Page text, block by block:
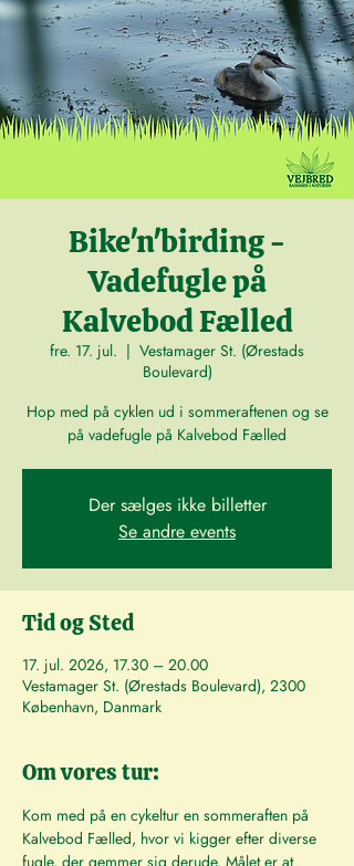
Bike'n'birding -
Vadefugle på
Kalvebod Fælled
fre. 17. jul.
  |
Vestamager St. (Ørestads
Boulevard)
Hop med på cyklen ud i sommeraftenen og se
på vadefugle på Kalvebod Fælled
Der sælges ikke billetter
Se andre events
Tid og Sted
17. jul. 2026, 17.30 – 20.00
Vestamager St. (Ørestads Boulevard), 2300
København, Danmark
Om vores tur:
Kom med på en cykeltur en sommeraften på
Kalvebod Fælled, hvor vi kigger efter diverse
fugle, der gemmer sig derude. Målet er at